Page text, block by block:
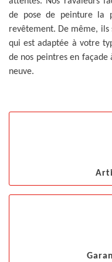
de pose de peinture la
revêtement. De même,
qui est adaptée à votre
de nos peintres en
neuve.